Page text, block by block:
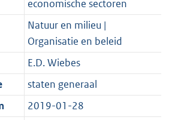
K
b
2
K
b
economische sectoren
Natuur en milieu |
Organisatie en beleid
E.D. Wiebes
staten generaal
2019-01-28